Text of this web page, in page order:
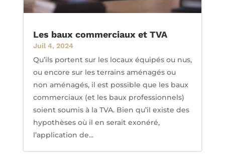
Les baux commerciaux et TVA
Juil 4, 2024
Qu’ils portent sur les locaux équipés ou nus,
ou encore sur les terrains aménagés ou
non aménagés, il est possible que les baux
commerciaux (et les baux professionnels)
soient soumis à la TVA. Bien qu’il existe des
hypothèses où il en serait exonéré,
l’application de...